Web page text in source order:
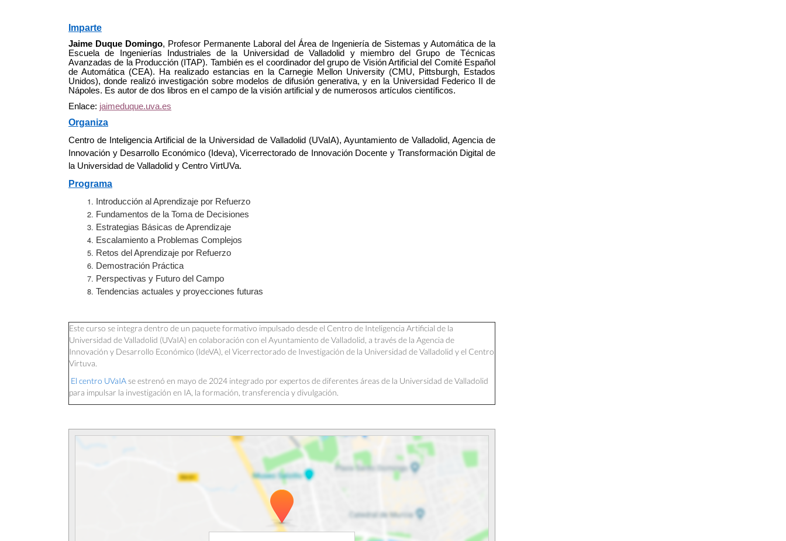
Imparte
Jaime Duque Domingo, Profesor Permanente Laboral del Área de Ingeniería de Sistemas y Automática de la
Escuela de Ingenierías Industriales de la Universidad de Valladolid y miembro del Grupo de Técnicas
Avanzadas de la Producción (ITAP). También es el coordinador del grupo de Visión Artificial del Comité Español
de Automática (CEA). Ha realizado estancias en la Carnegie Mellon University (CMU, Pittsburgh, Estados
Unidos), donde realizó investigación sobre modelos de difusión generativa, y en la Universidad Federico II de
Nápoles. Es autor de dos libros en el campo de la visión artificial y de numerosos artículos científicos.
Enlace: jaimeduque.uva.es
Organiza
Centro de Inteligencia Artificial de la Universidad de Valladolid (UVaIA), Ayuntamiento de Valladolid, Agencia de
Innovación y Desarrollo Económico (Ideva), Vicerrectorado de Innovación Docente y Transformación Digital de
la Universidad de Valladolid y Centro VirtUVa.
Programa
Introducción al Aprendizaje por Refuerzo
Fundamentos de la Toma de Decisiones
Estrategias Básicas de Aprendizaje
Escalamiento a Problemas Complejos
Retos del Aprendizaje por Refuerzo
Demostración Práctica
Perspectivas y Futuro del Campo
Tendencias actuales y proyecciones futuras
Este curso se integra dentro de un paquete formativo impulsado desde el Centro de Inteligencia Artificial de la
Universidad de Valladolid (UVaIA) en colaboración con el Ayuntamiento de Valladolid, a través de la Agencia de
Innovación y Desarrollo Económico (IdeVA), el Vicerrectorado de Investigación de la Universidad de Valladolid y el Centro
Virtuva.
El centro UVaIA se estrenó en mayo de 2024 integrado por expertos de diferentes áreas de la Universidad de Valladolid
para impulsar la investigación en IA, la formación, transferencia y divulgación.